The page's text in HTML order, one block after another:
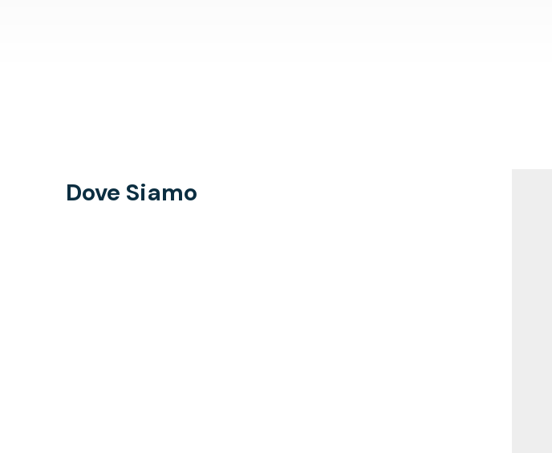
Dove Siamo